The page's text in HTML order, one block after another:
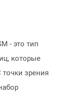
- это тип
которые
зрения